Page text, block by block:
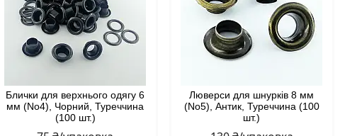
Блички для верхнього одягу 6
мм (No4), Чорний, Туреччина
(100 шт.)
Люверси для шнурків 8 мм
(No5), Антик, Туреччина (100
шт.)